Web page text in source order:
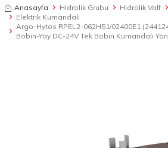
Anasayfa Hidrolik Grubu Hidrolik Valf
Elektrik Kumandalı
Argo-Hytos RPEL2-062H51/02400E1
Bobin-Yay DC-24V Tek Bobin Kumandalı